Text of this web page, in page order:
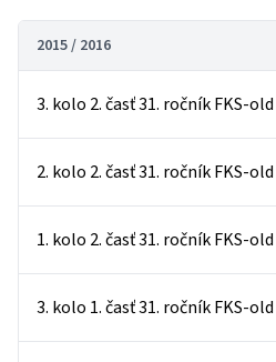
2015 / 2016
3. kolo 2. časť 31. ročník FKS-old
2. kolo 2. časť 31. ročník FKS-old
1. kolo 2. časť 31. ročník FKS-old
3. kolo 1. časť 31. ročník FKS-old